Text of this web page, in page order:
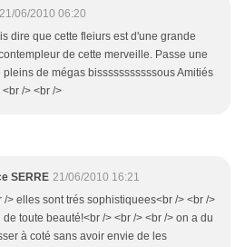
21/06/2010 06:20
dire que cette fleiurs est d'une grande
de cette merveille. Passe une
de mégas bisssssssssssous Amitiés
/> <br />
SERRE 21/06/2010 16:21
/> elles sont trés sophistiquees<br /> <br />
de toute beauté!<br /> <br /> <br /> on a du
à coté sans avoir envie de les